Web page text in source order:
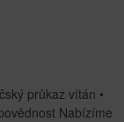
průkaz vítán •
Nabízíme